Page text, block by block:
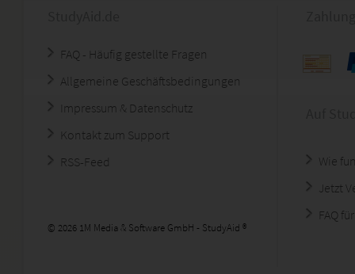
FAQ - Häufig gestellte Fragen
Allgemeine Geschäftsbedingungen
Impressum & Datenschutz
Kontakt zum Support
RSS-Feed
© 2026 1M Media & Software GmbH - StudyAid ®
Wie
Jetzt
FAQ